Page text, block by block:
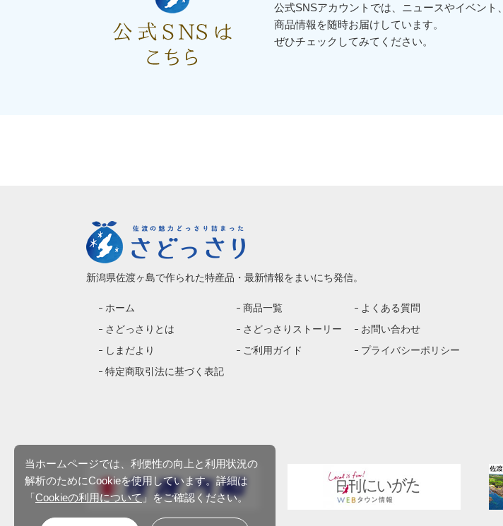
公式SNSアカウントでは、ニュースやイベント、
商品情報を随時お届けしています。
ぜひチェックしてみてください。
新潟県佐渡ヶ島で作られた特産品・最新情報をまいにち発信。
ホーム
さどっさりとは
しまだより
特定商取引法に基づく表記
商品一覧
さどっさりストーリー
ご利用ガイド
よくある質問
お問い合わせ
プライバシーポリシー
当ホームページでは、利便性の向上と利用状況の
解析のためにCookieを使用しています。詳細は
「Cookieの利用について」をご確認ください。